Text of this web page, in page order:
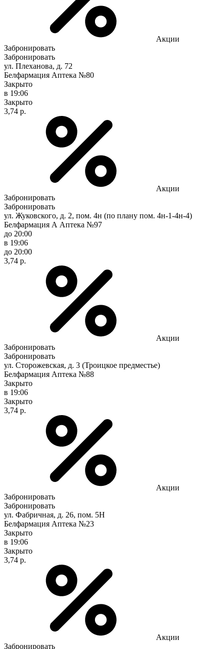
Акции
Забронировать
Забронировать
ул. Плеханова, д. 72
Белфармация Аптека №80
Закрыто
в 19:06
Закрыто
3,74 р.
Акции
Забронировать
Забронировать
ул. Жуковского, д. 2, пом. 4н (по плану пом. 4н-1-4н-4)
Белфармация А Аптека №97
до 20:00
в 19:06
до 20:00
3,74 р.
Акции
Забронировать
Забронировать
ул. Сторожевская, д. 3 (Троицкое предместье)
Белфармация Аптека №88
Закрыто
в 19:06
Закрыто
3,74 р.
Акции
Забронировать
Забронировать
ул. Фабричная, д. 26, пом. 5Н
Белфармация Аптека №23
Закрыто
в 19:06
Закрыто
3,74 р.
Акции
Забронировать